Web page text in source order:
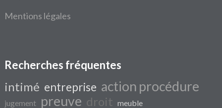
Mentions légales
Recherches fréquentes
intimé entreprise action procédure
jugement preuve droit meuble